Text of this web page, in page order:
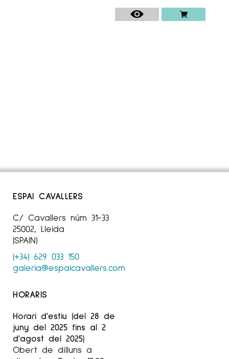
ESPAI CAVALLERS
C/ Cavallers núm 31-33
25002, Lleida
(SPAIN)
(+34) 629 033 150
galeria@espaicavallers.com
HORARIS
Horari d'estiu (del 28 de
juny del 2025 fins al 2
d'agost del 2025)
Obert de dilluns a